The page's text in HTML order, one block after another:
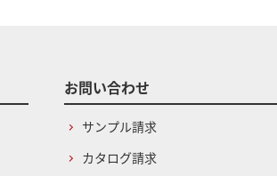
お問い合わせ
サンプル請求
カタログ請求